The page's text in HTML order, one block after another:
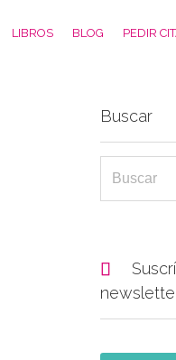
LIBROS BLOG PEDIR
Buscar
